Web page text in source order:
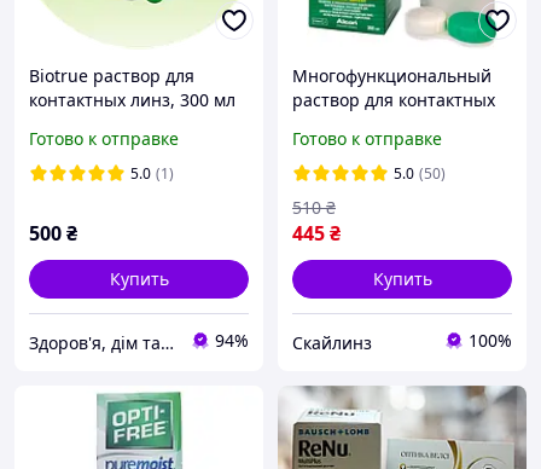
Biotrue раствор для
контактных линз, 300 мл
Готово к отправке
5.0 (1)
500₴
Купить
Здоров'я, дім та сім'я 94%
Многофункциональный
раствор для контактных
355 мл
Готово к отправке
5.0 (50)
445₴
510 ₴
Купить
Скайлинз 100%